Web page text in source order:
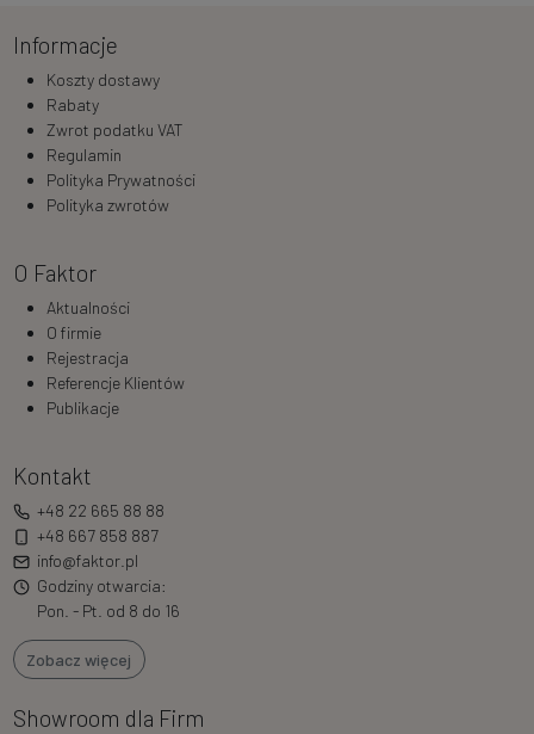
Informacje
Koszty dostawy
Rabaty
Zwrot podatku VAT
Regulamin
Polityka Prywatności
Polityka zwrotów
O Faktor
Aktualności
O firmie
Rejestracja
Referencje Klientów
Publikacje
Kontakt
+48 22 665 88 88
+48 667 858 887
info@faktor.pl
Godziny otwarcia:
Pon. - Pt. od 8 do 16
Zobacz więcej
Showroom dla Firm